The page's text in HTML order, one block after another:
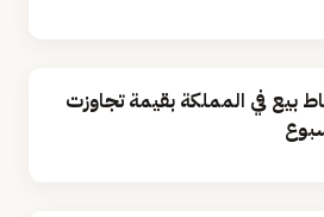
بيع في المملكة بقيمة تجاوزت